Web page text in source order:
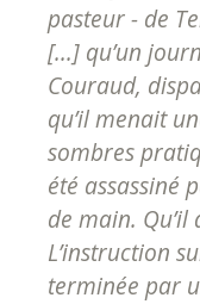
pasteur - de
[...] qu’un
Couraud,
qu’il menait
sombres
été assassiné
de main.
L’instruction
terminée par